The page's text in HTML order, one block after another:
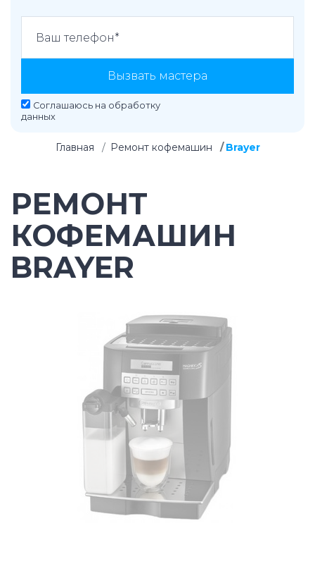
Вызвать мастера
Соглашаюсь на обработку
данных
Главная Ремонт кофемашин Brayer
РЕМОНТ
КОФЕМАШИН
BRAYER